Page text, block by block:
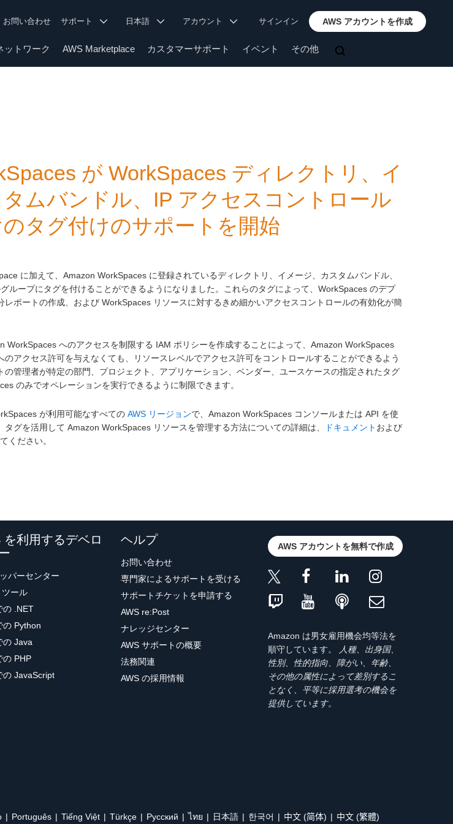
お問い合わせ サポート 日本語 アカウント サインイン AWS アカウントを作成
ットワーク AWS Marketplace カスタマーサポート イベント その他
が WorkSpaces ディレクトリ、イ
ムバンドル、IP アクセスコントロール
タグ付けのサポートを開始
に加えて、Amazon WorkSpaces に登録されているディレクトリ、イメージ、カスタムバンドル、
ループにタグを付けることができるようになりました。これらのタグによって、WorkSpaces のデプ
レポートの作成、および WorkSpaces リソースに対するきめ細かいアクセスコントロールの有効化が簡
WorkSpaces へのアクセスを制限する IAM ポリシーを作成することによって、Amazon WorkSpaces
のアクセス許可を与えなくても、リソースレベルでアクセス許可をコントロールすることができるよう
の管理者が特定の部門、プロジェクト、アプリケーション、ベンダー、ユースケースの指定されたタグ
のみでオペレーションを実行できるように制限できます。
が利用可能なすべての AWS リージョンで、Amazon WorkSpaces コンソールまたは API を使
タグを活用して Amazon WorkSpaces リソースを管理する方法についての詳細は、
ドキュメント および
ください。
を利用するデベロ
パーセンター
ツール
の .NET
の Python
の Java
の PHP
の JavaScript
ヘルプ
お問い合わせ
専門家によるサポートを受ける
サポートチケットを申請する
AWS re:Post
ナレッジセンター
AWS サポートの概要
法務関連
AWS の採用情報
AWS アカウントを無料で作成
Amazon は男女雇用機会均等法を
順守しています。
人種、出身国、
性別、性的指向、障がい、年齢、
その他の属性によって差別するこ
となく、平等に採用選考の機会を
提供しています。
Português Tiếng Việt Türkçe Ρусский ไทย 日本語 한국어 中文 (简体) 中文 (繁體)